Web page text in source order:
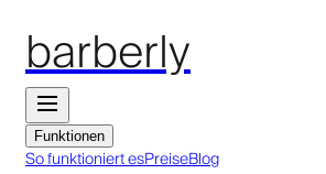
barberly
Funktionen
So funktioniert esPreiseBlog